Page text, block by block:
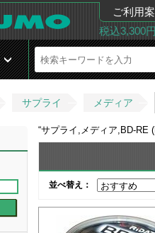
ご利用
税込3,300
サプライ メディア
“サプライ,メディア,BD-RE
並べ替え：